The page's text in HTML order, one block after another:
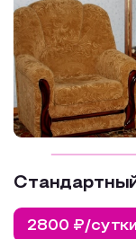
2800 ₽/сутки